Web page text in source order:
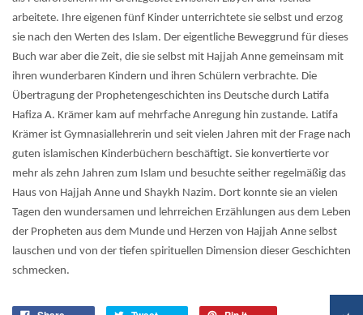
arbeitete. Ihre eigenen fünf Kinder unterrichtete sie selbst und erzog
sie nach den Werten des Islam. Der eigentliche Beweggrund für dieses
Buch war aber die Zeit, die sie selbst mit Hajjah Anne gemeinsam mit
ihren wunderbaren Kindern und ihren Schülern verbrachte. Die
Übertragung der Prophetengeschichten ins Deutsche durch Latifa
Hafiza A. Krämer kam auf mehrfache Anregung hin zustande. Latifa
Krämer ist Gymnasiallehrerin und seit vielen Jahren mit der Frage nach
guten islamischen Kinderbüchern beschäftigt. Sie konvertierte vor
mehr als zehn Jahren zum Islam und besuchte seither regelmäßig das
Haus von Hajjah Anne und Shaykh Nazim. Dort konnte sie an vielen
Tagen den wundersamen und lehrreichen Erzählungen aus dem Leben
der Propheten aus dem Munde und Herzen von Hajjah Anne selbst
lauschen und von der tiefen spirituellen Dimension dieser Geschichten
schmecken.